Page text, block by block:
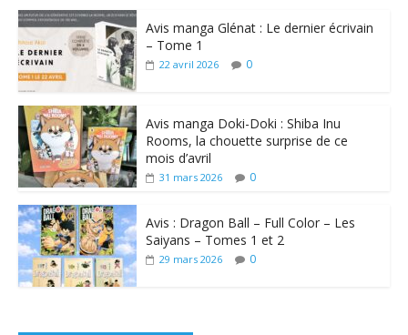
Avis manga Glénat : Le dernier écrivain
– Tome 1
22 avril 2026 0
Avis manga Doki-Doki : Shiba Inu
Rooms, la chouette surprise de ce
mois d’avril
31 mars 2026 0
Avis : Dragon Ball – Full Color – Les
Saiyans – Tomes 1 et 2
29 mars 2026 0